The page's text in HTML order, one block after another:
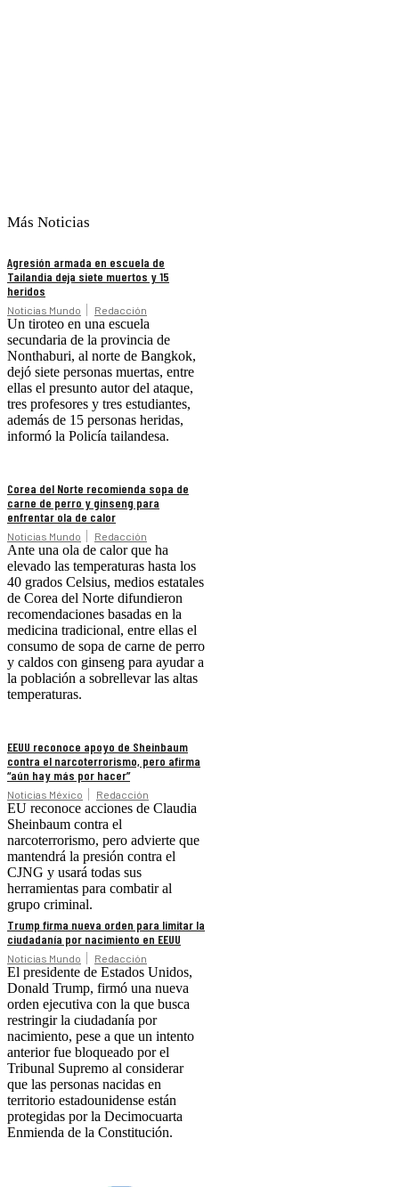
Más Noticias
Agresión armada en escuela de
Tailandia deja siete muertos y 15
heridos
Noticias Mundo Redacción
Un tiroteo en una escuela
secundaria de la provincia de
Nonthaburi, al norte de Bangkok,
dejó siete personas muertas, entre
ellas el presunto autor del ataque,
tres profesores y tres estudiantes,
además de 15 personas heridas,
informó la Policía tailandesa.
Corea del Norte recomienda sopa de
carne de perro y ginseng para
enfrentar ola de calor
Noticias Mundo Redacción
Ante una ola de calor que ha
elevado las temperaturas hasta los
40 grados Celsius, medios estatales
de Corea del Norte difundieron
recomendaciones basadas en la
medicina tradicional, entre ellas el
consumo de sopa de carne de perro
y caldos con ginseng para ayudar a
la población a sobrellevar las altas
temperaturas.
EEUU reconoce apoyo de Sheinbaum
contra el narcoterrorismo, pero afirma
“aún hay más por hacer”
Noticias México Redacción
EU reconoce acciones de Claudia
Sheinbaum contra el
narcoterrorismo, pero advierte que
mantendrá la presión contra el
CJNG y usará todas sus
herramientas para combatir al
grupo criminal.
Trump firma nueva orden para limitar la
ciudadanía por nacimiento en EEUU
Noticias Mundo Redacción
El presidente de Estados Unidos,
Donald Trump, firmó una nueva
orden ejecutiva con la que busca
restringir la ciudadanía por
nacimiento, pese a que un intento
anterior fue bloqueado por el
Tribunal Supremo al considerar
que las personas nacidas en
territorio estadounidense están
protegidas por la Decimocuarta
Enmienda de la Constitución.